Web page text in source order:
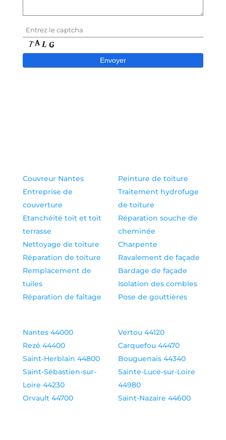
Couvreur Nantes
Entreprise de
couverture
Etanchéité toit et toit
terrasse
Nettoyage de toiture
Réparation de toiture
Remplacement de
tuiles
Réparation de faîtage
Peinture de toiture
Traitement hydrofuge
de toiture
Réparation souche de
cheminée
Charpente
Ravalement de façade
Bardage de façade
Isolation des combles
Pose de gouttières
Nantes 44000
Rezé 44400
Saint-Herblain 44800
Saint-Sébastien-sur-
Loire 44230
Orvault 44700
Vertou 44120
Carquefou 44470
Bouguenais 44340
Sainte-Luce-sur-Loire
44980
Saint-Nazaire 44600